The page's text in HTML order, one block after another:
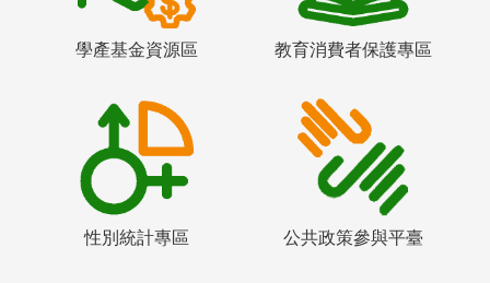
學產基金資源區 教育消費者保護專區
性別統計專區 公共政策參與平臺